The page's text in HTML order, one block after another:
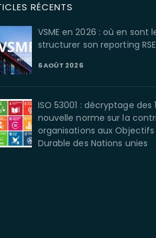
RÉCENTS
VSME en 2026 : où en sont
structurer son reporting
6 AOÛT 2026
ISO 53001 : décryptage
nouvelle norme sur la
organisations aux
Durable des Nations unies